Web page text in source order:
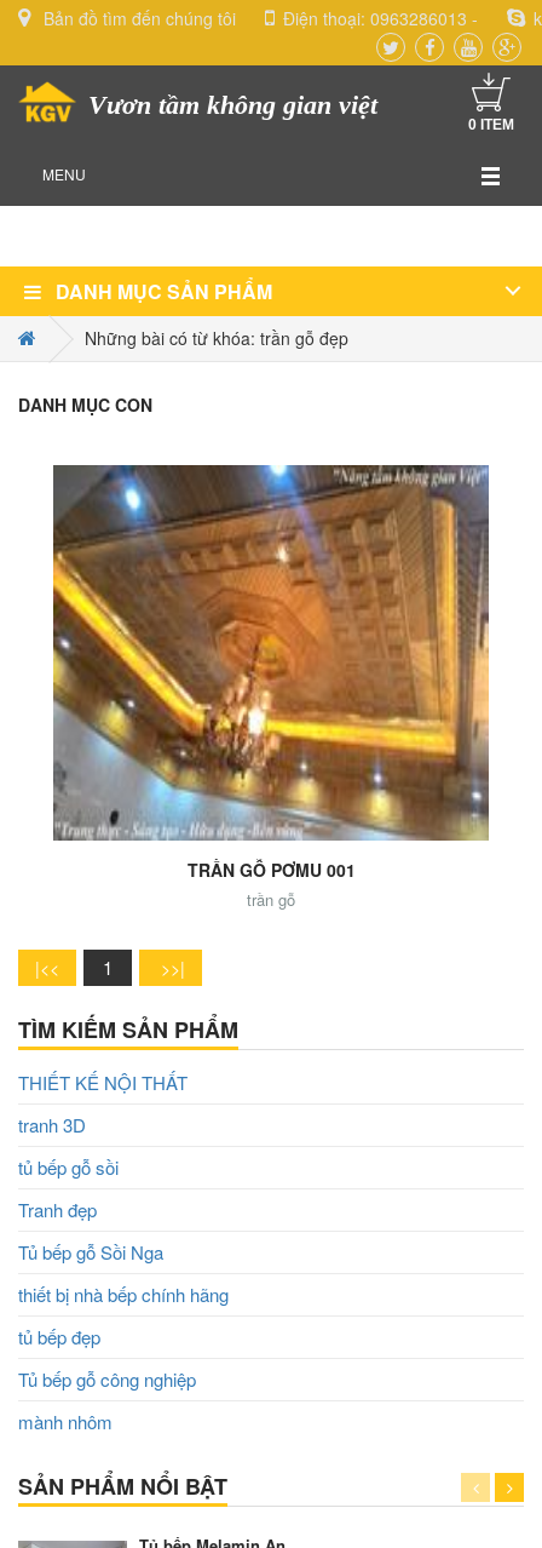
Bản đồ tìm đến chúng tôi Điện thoại: 0963286013 -
Vươn tầm không gian việt
0 ITEM
MENU
DANH MỤC SẢN PHẨM
Những bài có từ khóa: trần gỗ đẹp
DANH MỤC CON
Add to Cart
TRẦN GỖ PƠMU 001
trần gỗ
1
TÌM KIẾM SẢN PHẨM
THIẾT KẾ NỘI THẤT
tranh 3D
tủ bếp gỗ sồi
Tranh đẹp
Tủ bếp gỗ Sồi Nga
thiết bị nhà bếp chính hãng
tủ bếp đẹp
Tủ bếp gỗ công nghiệp
mành nhôm
SẢN PHẨM NỔI BẬT